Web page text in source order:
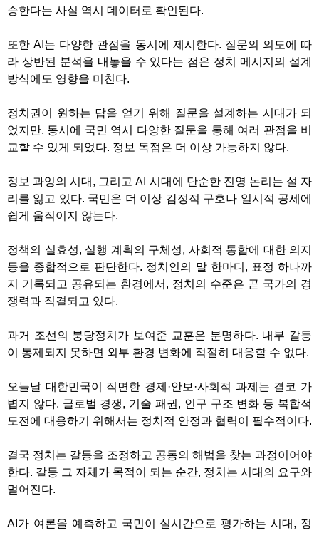
승한다는 사실 역시 데이터로 확인된다.
또한AI 는 다양한 관점을 동시에 제시한다. 질문의 의도에 따
라 상반된 분석을 내놓을 수 있다는 점은 정치 메시지의 설계
방식에도 영향을 미친다.
정치권이 원하는 답을 얻기 위해 질문을 설계하는 시대가 되
었지만, 동시에 국민 역시 다양한 질문을 통해 여러 관점을 비
교할 수 있게 되었다. 정보 독점은 더 이상 가능하지 않다.
정보 과잉의 시대 , 그리고AI 시대에 단순한 진영 논리는 설 자
리를 잃고 있다. 국민은 더 이상 감정적 구호나 일시적 공세에
쉽게 움직이지 않는다.
정책의 실효성, 실행 계획의 구체성, 사회적 통합에 대한 의지
등을 종합적으로 판단한다. 정치인의 말 한마디 , 표정 하나까
지 기록되고 공유되는 환경에서 , 정치의 수준은 곧 국가의 경
쟁력과 직결되고 있다.
과거 조선의 붕당정치가 보여준 교훈은 분명하다. 내부 갈등
이 통제되지 못하면 외부 환경 변화에 적절히 대응할 수 없다.
오늘날 대한민국이 직면한 경제 ·안보 ·사회적 과제는 결코 가
볍지 않다. 글로벌 경쟁, 기술 패권 , 인구 구조 변화 등 복합적
도전에 대응하기 위해서는 정치적 안정과 협력이 필수적이다.
결국 정치는 갈등을 조정하고 공동의 해법을 찾는 과정이어야
한다. 갈등 그 자체가 목적이 되는 순간, 정치는 시대의 요구와
멀어진다.
AI 가 여론을 예측하고 국민이 실시간으로 평가하는 시대 , 정